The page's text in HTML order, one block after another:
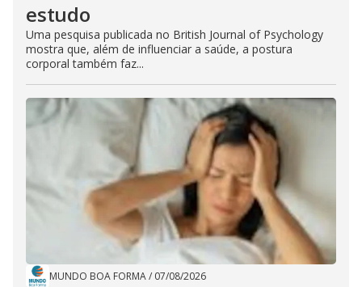
estudo
Uma pesquisa publicada no British Journal of Psychology
mostra que, além de influenciar a saúde, a postura
corporal também faz...
MUNDO BOA FORMA/ 07/08/2026